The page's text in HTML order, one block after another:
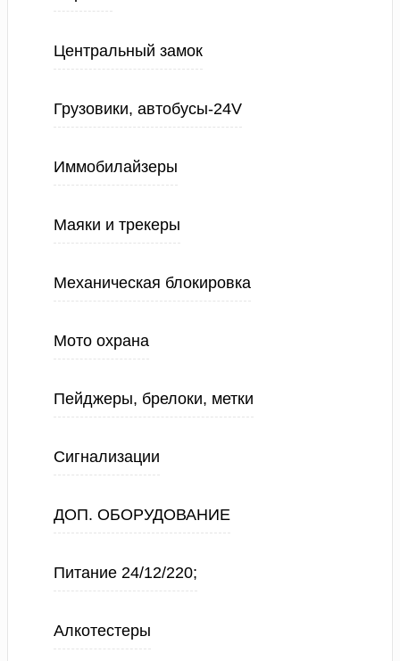
Центральный замок
Грузовики, автобусы-24V
Иммобилайзеры
Маяки и трекеры
Механическая блокировка
Мото охрана
Пейджеры, брелоки, метки
Сигнализации
ДОП. ОБОРУДОВАНИЕ
Питание 24/12/220;
Алкотестеры